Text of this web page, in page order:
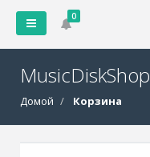
0
MusicDiskShop
Домой Корзина